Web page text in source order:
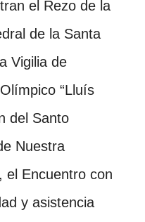
el Rezo de la
de la Santa
Vigilia de
“Lluís
del Santo
Nuestra
el Encuentro con
y asistencia